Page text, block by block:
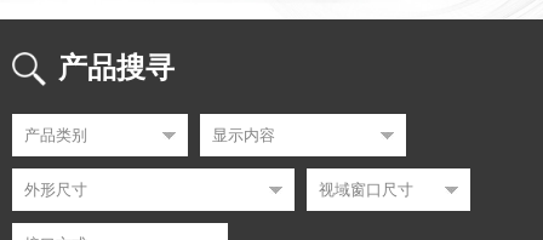
产品搜寻